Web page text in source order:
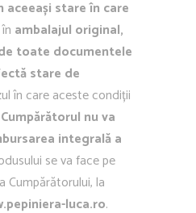
stare în care
ambalajul original,
toate documentele
stare de
în care aceste condiții
Cumpărătorul nu va
integrală a
se va face pe
Cumpărătorului, la
luca.ro.